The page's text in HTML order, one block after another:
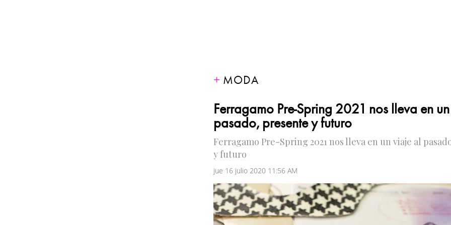
MODA
Ferragamo Pre-Spring 2021 nos lleva en
pasado, presente y futuro
Ferragamo Pre-Spring 2021 nos lleva en un viaje al
y futuro
jue 16 julio 2020 11:56 AM